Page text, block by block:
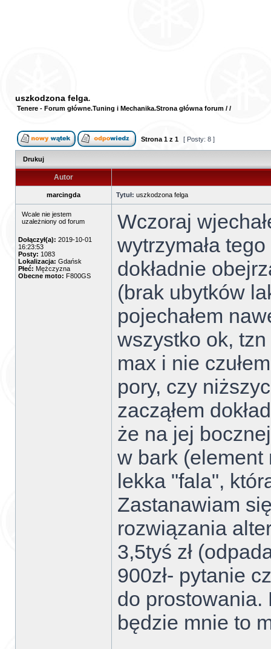
uszkodzona felga
Strona główna forum /
Tenere - Forum główne /
Tuning i Mechanika
Strona 1 z 1 [ Posty: 8 ]
Drukuj
Autor
marcingda Tytuł: uszkodzona felga
Wcale nie jestem
uzależniony od forum
Dołączył(a): 2019-10-01
16:23:53
Posty: 1083
Lokalizacja: Gdańsk
Płeć: Mężczyzna
Obecne moto: F800GS
Wczoraj
wytrzymała
dokładnie
(brak ubytków
pojechałem
wszystko ok,
max i nie
pory, czy
zacząłem
że na jej
w bark (element
lekka "fala",
Zastanawiam
rozwiązania
3,5tyś zł
900zł- pytanie
do prostowania.
będzie mnie to